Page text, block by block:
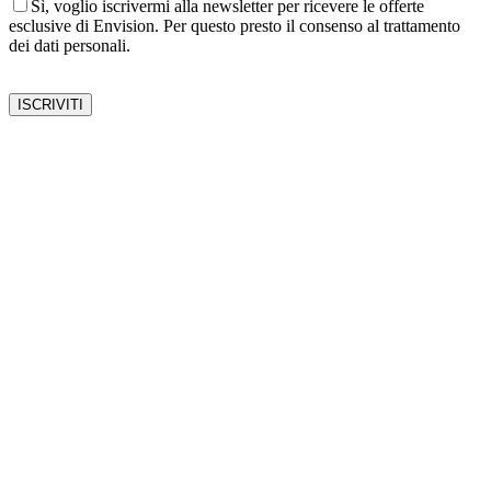
Sì, voglio iscrivermi alla newsletter per ricevere le offerte
esclusive di Envision. Per questo presto il consenso al trattamento
dei dati personali.